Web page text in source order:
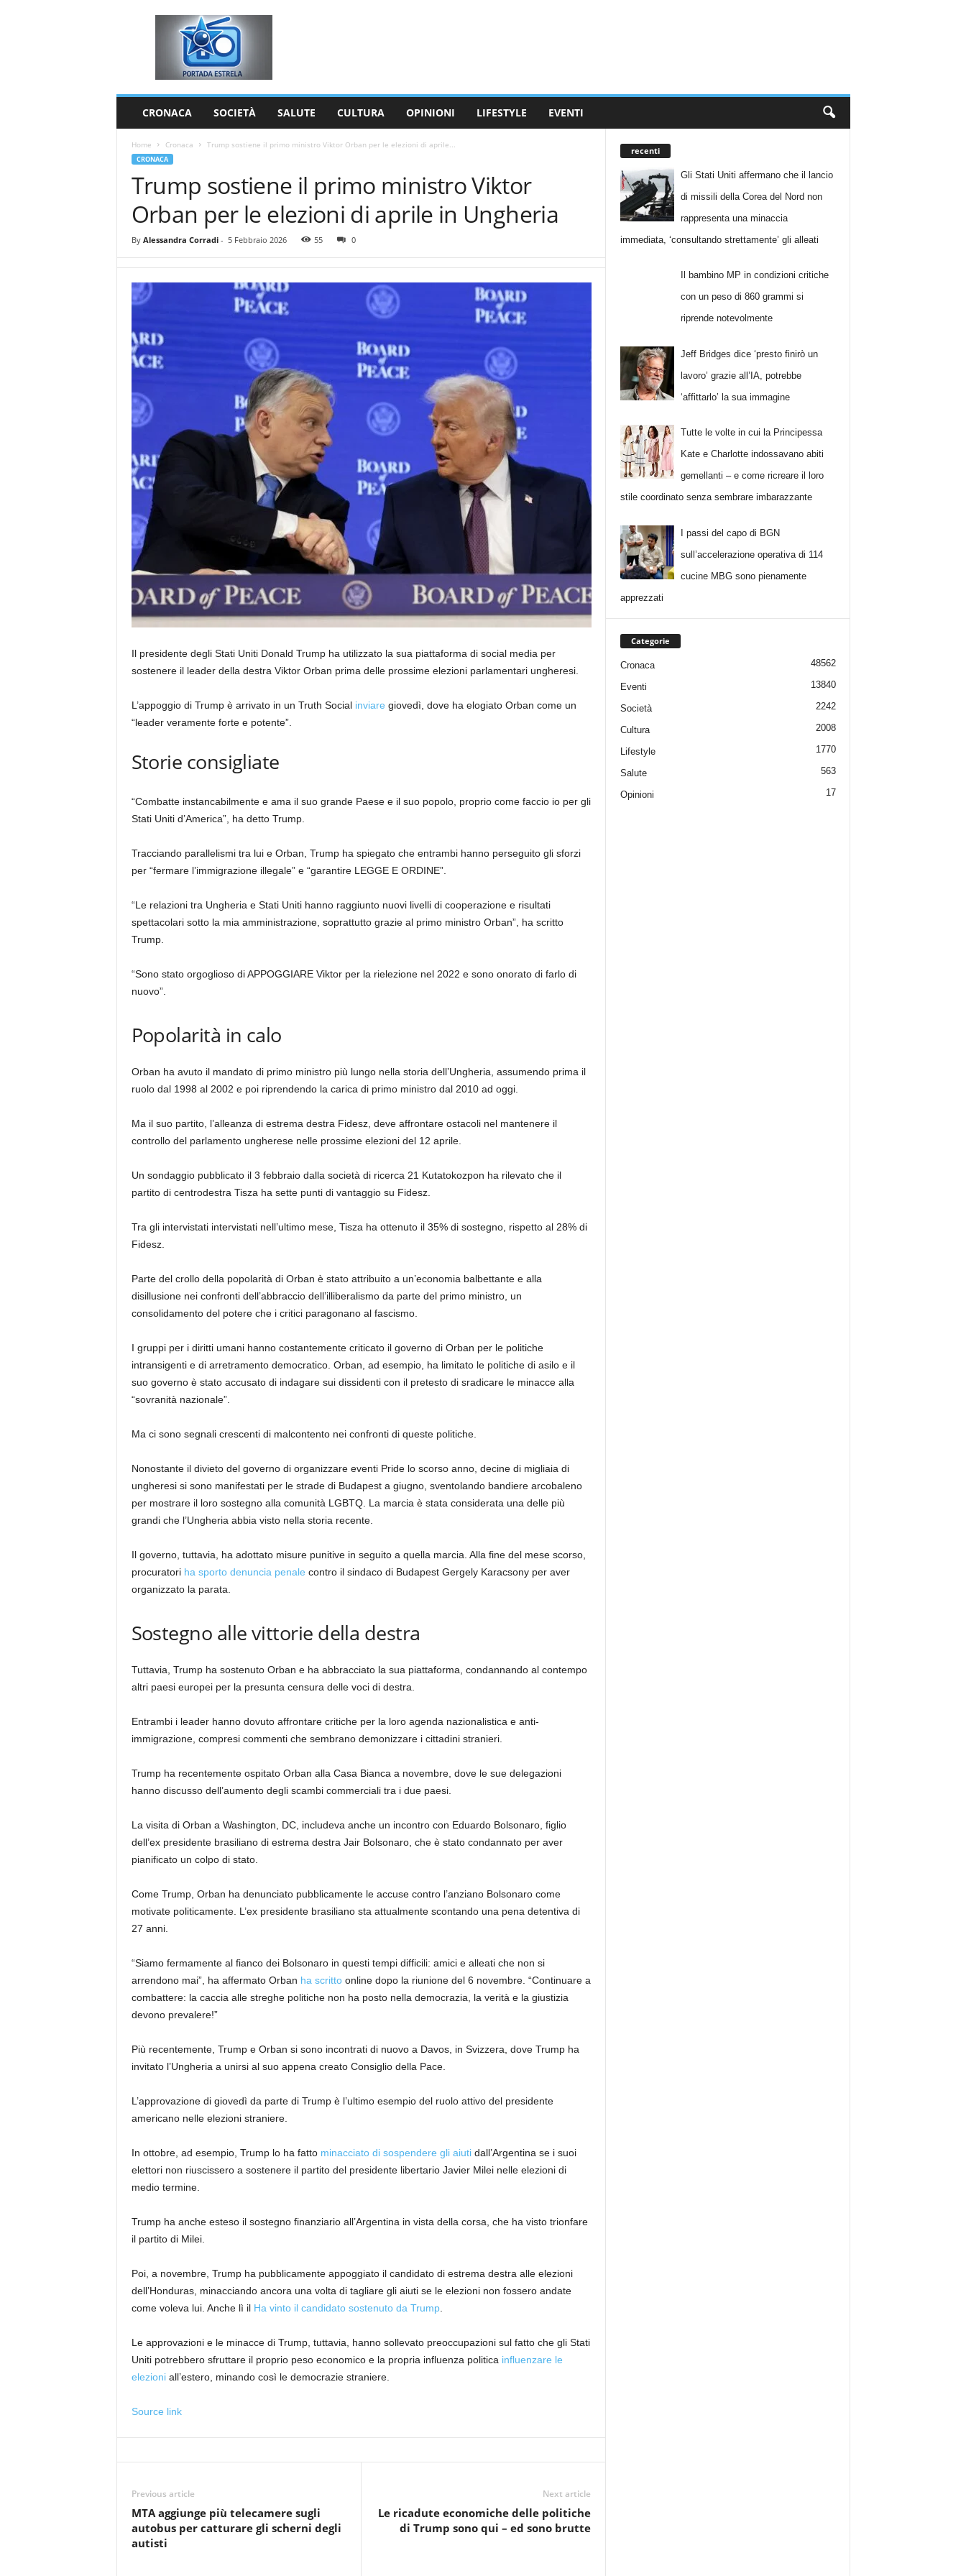
CRONACA SOCIETÀ SALUTE CULTURA OPINIONI LIFESTYLE EVENTI
Home Cronaca Trump sostiene il primo ministro Viktor Orban per le elezioni di aprile...
CRONACA
Trump sostiene il primo ministro Viktor
Orban per le elezioni di aprile in Ungheria
By Alessandra Corradi- 5 Febbraio 2026 55 0
Il presidente degli Stati Uniti Donald Trump ha utilizzato la sua piattaforma di social media per
sostenere il leader della destra Viktor Orban prima delle prossime elezioni parlamentari ungheresi.
L’appoggio di Trump è arrivato in un Truth Social inviare giovedì, dove ha elogiato Orban come un
“leader veramente forte e potente”.
Storie consigliate
elenco
di
elementi
fine
dell’elenco
“Combatte instancabilmente e ama il suo grande Paese e il suo popolo, proprio come faccio io per gli
Stati Uniti d’America”, ha detto Trump.
Tracciando parallelismi tra lui e Orban, Trump ha spiegato che entrambi hanno perseguito gli sforzi
per “fermare l’immigrazione illegale” e “garantire LEGGE E ORDINE”.
“Le relazioni tra Ungheria e Stati Uniti hanno raggiunto nuovi livelli di cooperazione e risultati
spettacolari sotto la mia amministrazione, soprattutto grazie al primo ministro Orban”, ha scritto
Trump.
“Sono stato orgoglioso di APPOGGIARE Viktor per la rielezione nel 2022 e sono onorato di farlo di
nuovo”.
Popolarità in calo
Orban ha avuto il mandato di primo ministro più lungo nella storia dell’Ungheria, assumendo prima il
ruolo dal 1998 al 2002 e poi riprendendo la carica di primo ministro dal 2010 ad oggi.
Ma il suo partito, l’alleanza di estrema destra Fidesz, deve affrontare ostacoli nel mantenere il
controllo del parlamento ungherese nelle prossime elezioni del 12 aprile.
Un sondaggio pubblicato il 3 febbraio dalla società di ricerca 21 Kutatokozpon ha rilevato che il
partito di centrodestra Tisza ha sette punti di vantaggio su Fidesz.
Tra gli intervistati intervistati nell’ultimo mese, Tisza ha ottenuto il 35% di sostegno, rispetto al 28% di
Fidesz.
Parte del crollo della popolarità di Orban è stato attribuito a un’economia balbettante e alla
disillusione nei confronti dell’abbraccio dell’illiberalismo da parte del primo ministro, un
consolidamento del potere che i critici paragonano al fascismo.
I gruppi per i diritti umani hanno costantemente criticato il governo di Orban per le politiche
intransigenti e di arretramento democratico. Orban, ad esempio, ha limitato le politiche di asilo e il
suo governo è stato accusato di indagare sui dissidenti con il pretesto di sradicare le minacce alla
“sovranità nazionale”.
Ma ci sono segnali crescenti di malcontento nei confronti di queste politiche.
Nonostante il divieto del governo di organizzare eventi Pride lo scorso anno, decine di migliaia di
ungheresi si sono manifestati per le strade di Budapest a giugno, sventolando bandiere arcobaleno
per mostrare il loro sostegno alla comunità LGBTQ. La marcia è stata considerata una delle più
grandi che l’Ungheria abbia visto nella storia recente.
Il governo, tuttavia, ha adottato misure punitive in seguito a quella marcia. Alla fine del mese scorso,
procuratori ha sporto denuncia penale contro il sindaco di Budapest Gergely Karacsony per aver
organizzato la parata.
Sostegno alle vittorie della destra
Tuttavia, Trump ha sostenuto Orban e ha abbracciato la sua piattaforma, condannando al contempo
altri paesi europei per la presunta censura delle voci di destra.
Entrambi i leader hanno dovuto affrontare critiche per la loro agenda nazionalistica e anti-
immigrazione, compresi commenti che sembrano demonizzare i cittadini stranieri.
Trump ha recentemente ospitato Orban alla Casa Bianca a novembre, dove le sue delegazioni
hanno discusso dell’aumento degli scambi commerciali tra i due paesi.
La visita di Orban a Washington, DC, includeva anche un incontro con Eduardo Bolsonaro, figlio
dell’ex presidente brasiliano di estrema destra Jair Bolsonaro, che è stato condannato per aver
pianificato un colpo di stato.
Come Trump, Orban ha denunciato pubblicamente le accuse contro l’anziano Bolsonaro come
motivate politicamente. L’ex presidente brasiliano sta attualmente scontando una pena detentiva di
27 anni.
“Siamo fermamente al fianco dei Bolsonaro in questi tempi difficili: amici e alleati che non si
arrendono mai”, ha affermato Orban ha scrittoonline dopo la riunione del 6 novembre. “Continuare a
combattere: la caccia alle streghe politiche non ha posto nella democrazia, la verità e la giustizia
devono prevalere!”
Più recentemente, Trump e Orban si sono incontrati di nuovo a Davos, in Svizzera, dove Trump ha
invitato l’Ungheria a unirsi al suo appena creato Consiglio della Pace.
L’approvazione di giovedì da parte di Trump è l’ultimo esempio del ruolo attivo del presidente
americano nelle elezioni straniere.
In ottobre, ad esempio, Trump lo ha fatto minacciato di sospendere gli aiutidall’Argentina se i suoi
elettori non riuscissero a sostenere il partito del presidente libertario Javier Milei nelle elezioni di
medio termine.
Trump ha anche esteso il sostegno finanziario all’Argentina in vista della corsa, che ha visto trionfare
il partito di Milei.
Poi, a novembre, Trump ha pubblicamente appoggiato il candidato di estrema destra alle elezioni
dell’Honduras, minacciando ancora una volta di tagliare gli aiuti se le elezioni non fossero andate
come voleva lui. Anche lì il Ha vinto il candidato sostenuto da Trump.
Le approvazioni e le minacce di Trump, tuttavia, hanno sollevato preoccupazioni sul fatto che gli Stati
Uniti potrebbero sfruttare il proprio peso economico e la propria influenza politica influenzare le
elezioniall’estero, minando così le democrazie straniere.
Source link
Previous article
MTA aggiunge più telecamere sugli
autobus per catturare gli scherni degli
autisti
Next article
Le ricadute economiche delle politiche
di Trump sono qui – ed sono brutte
recenti
Gli Stati Uniti affermano che il lancio
di missili della Corea del Nord non
rappresenta una minaccia
immediata, ‘consultando strettamente’ gli alleati
Il bambino MP in condizioni critiche
con un peso di 860 grammi si
riprende notevolmente
Jeff Bridges dice ‘presto finirò un
lavoro’ grazie all’IA, potrebbe
‘affittarlo’ la sua immagine
Tutte le volte in cui la Principessa
Kate e Charlotte indossavano abiti
gemellanti – e come ricreare il loro
stile coordinato senza sembrare imbarazzante
I passi del capo di BGN
sull’accelerazione operativa di 114
cucine MBG sono pienamente
apprezzati
Categorie
Cronaca 48562
Eventi 13840
Società 2242
Cultura 2008
Lifestyle 1770
Salute 563
Opinioni 17